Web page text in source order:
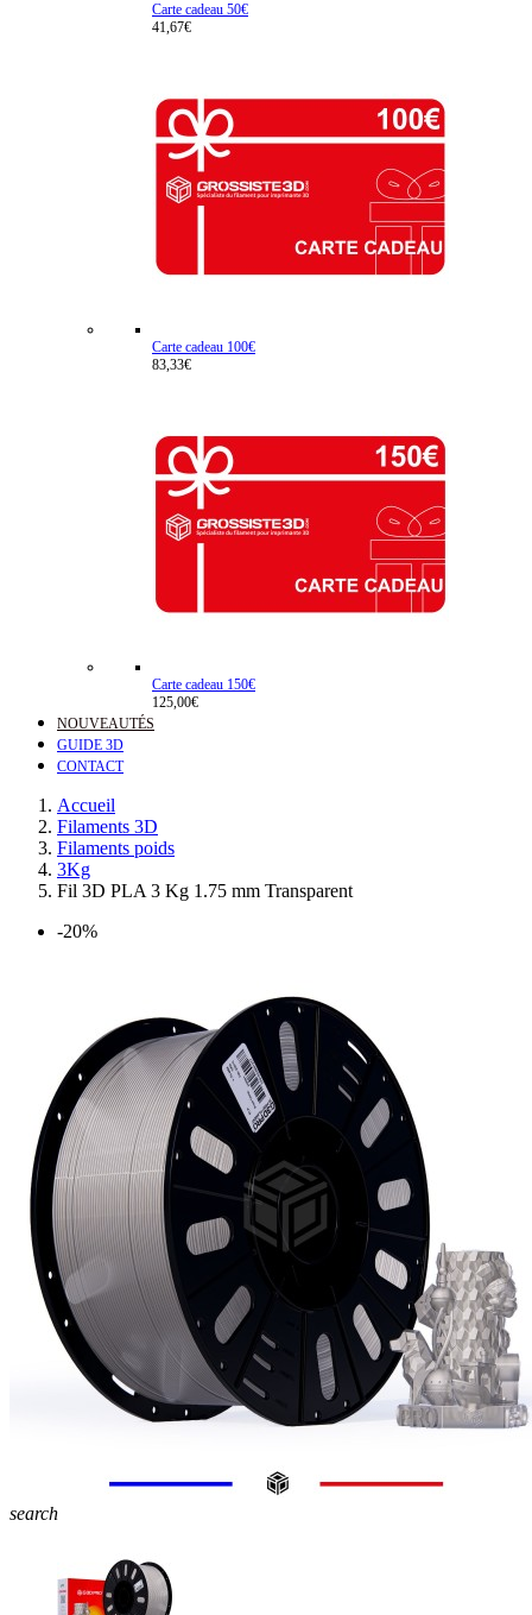
Carte cadeau 50€
41,67€
Carte cadeau 100€
83,33€
Carte cadeau 150€
125,00€
NOUVEAUTÉS
GUIDE 3D
CONTACT
Accueil
Filaments 3D
Filaments poids
3Kg
Fil 3D PLA 3 Kg 1.75 mm Transparent
-20%
search